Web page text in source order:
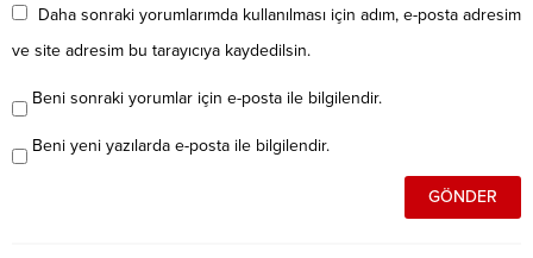
Daha sonraki yorumlarımda kullanılması için adım, e-posta adresim
ve site adresim bu tarayıcıya kaydedilsin.
Beni sonraki yorumlar için e-posta ile bilgilendir.
Beni yeni yazılarda e-posta ile bilgilendir.